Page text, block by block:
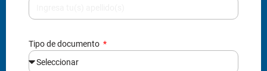
Número de documento